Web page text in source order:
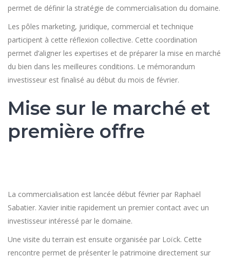
permet de définir la stratégie de commercialisation du domaine.
Les pôles marketing, juridique, commercial et technique
participent à cette réflexion collective. Cette coordination
permet d’aligner les expertises et de préparer la mise en marché
du bien dans les meilleures conditions. Le mémorandum
investisseur est finalisé au début du mois de février.
Mise sur le marché et
première offre
La commercialisation est lancée début février par Raphaël
Sabatier. Xavier initie rapidement un premier contact avec un
investisseur intéressé par le domaine.
Une visite du terrain est ensuite organisée par Loïck. Cette
rencontre permet de présenter le patrimoine directement sur